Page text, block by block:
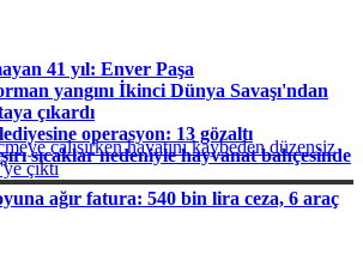
41 yıl: Enver Paşa
yangını İkinci Dünya Savaşı'ndan
çıkardı
operasyon: 13 gözaltı
sıcaklar nedeniyle hayvanat bahçesinde
ağır fatura: 540 bin lira ceza, 6 araç
çalışırken hayatını kaybeden düzensiz
çıktı